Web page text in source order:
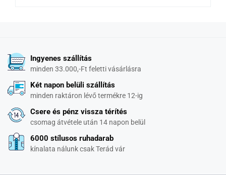
Ingyenes szállítás
minden 33.000,-Ft feletti vásárlásra
Két napon belüli szállítás
minden raktáron lévő termékre 12-ig
Csere és pénz vissza térítés
csomag átvétele után 14 napon belül
6000 stílusos ruhadarab
kínalata nálunk csak Terád vár